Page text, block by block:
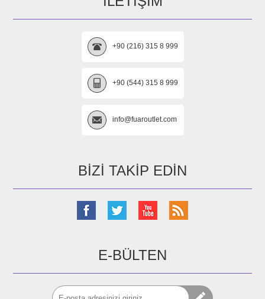
+90 (216) 315 8 999
+90 (544) 315 8 999
info@fuaroutlet.com
BIZI TAKIP EDIN
E-BÜLTEN